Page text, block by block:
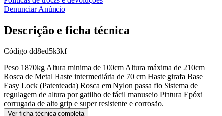
Denunciar Anúncio
Descrição e ficha técnica
Código dd8ed5k3kf
Peso 1870kg Altura minima de 100cm Altura máxima de 210cm
Rosca de Metal Haste intermediária de 70 cm Haste girafa Base
Easy Lock (Patenteada) Rosca em Nylon passa fio Sistema de
regulagem de altura por gatilho de fácil manuseio Pintura Epóxi
corrugada de alto grip e super resistente e corrosão.
Ver ficha técnica completa